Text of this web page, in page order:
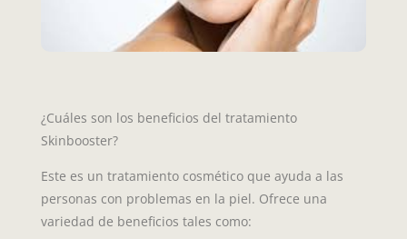
¿Cuáles son los beneficios del tratamiento
Skinbooster?
Este es un tratamiento cosmético que ayuda a las
personas con problemas en la piel. Ofrece una
variedad de beneficios tales como: